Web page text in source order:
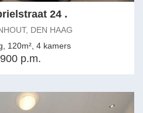
24 .
DEN HAAG
120m², 4 kamers
p.m.